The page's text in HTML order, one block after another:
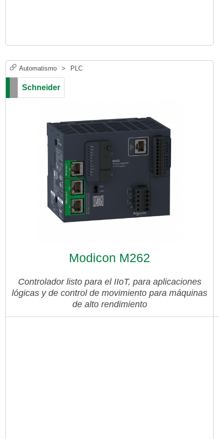
Automatismo > PLC
Modicon M262
Controlador listo para el IIoT, para aplicaciones
lógicas y de control de movimiento para máquinas
de alto rendimiento
Schneider